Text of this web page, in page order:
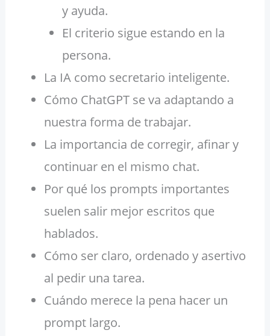
y ayuda.
El criterio sigue estando en la
persona.
La IA como secretario inteligente.
Cómo ChatGPT se va adaptando a
nuestra forma de trabajar.
La importancia de corregir, afinar y
continuar en el mismo chat.
Por qué los prompts importantes
suelen salir mejor escritos que
hablados.
Cómo ser claro, ordenado y asertivo
al pedir una tarea.
Cuándo merece la pena hacer un
prompt largo.